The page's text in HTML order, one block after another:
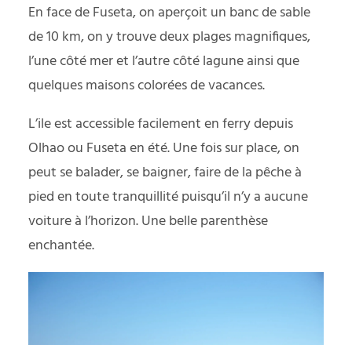
En face de Fuseta, on aperçoit un banc de sable
de 10 km, on y trouve deux plages magnifiques,
l’une côté mer et l’autre côté lagune ainsi que
quelques maisons colorées de vacances.
L’ile est accessible facilement en ferry depuis
Olhao ou Fuseta en été. Une fois sur place, on
peut se balader, se baigner, faire de la pêche à
pied en toute tranquillité puisqu’il n’y a aucune
voiture à l’horizon. Une belle parenthèse
enchantée.